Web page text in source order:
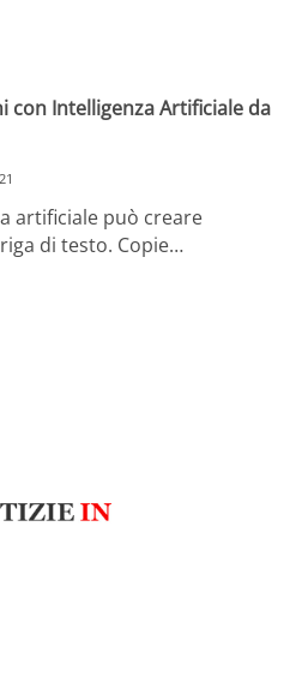
con Intelligenza Artificiale da
artificiale può creare
di testo. Copie…